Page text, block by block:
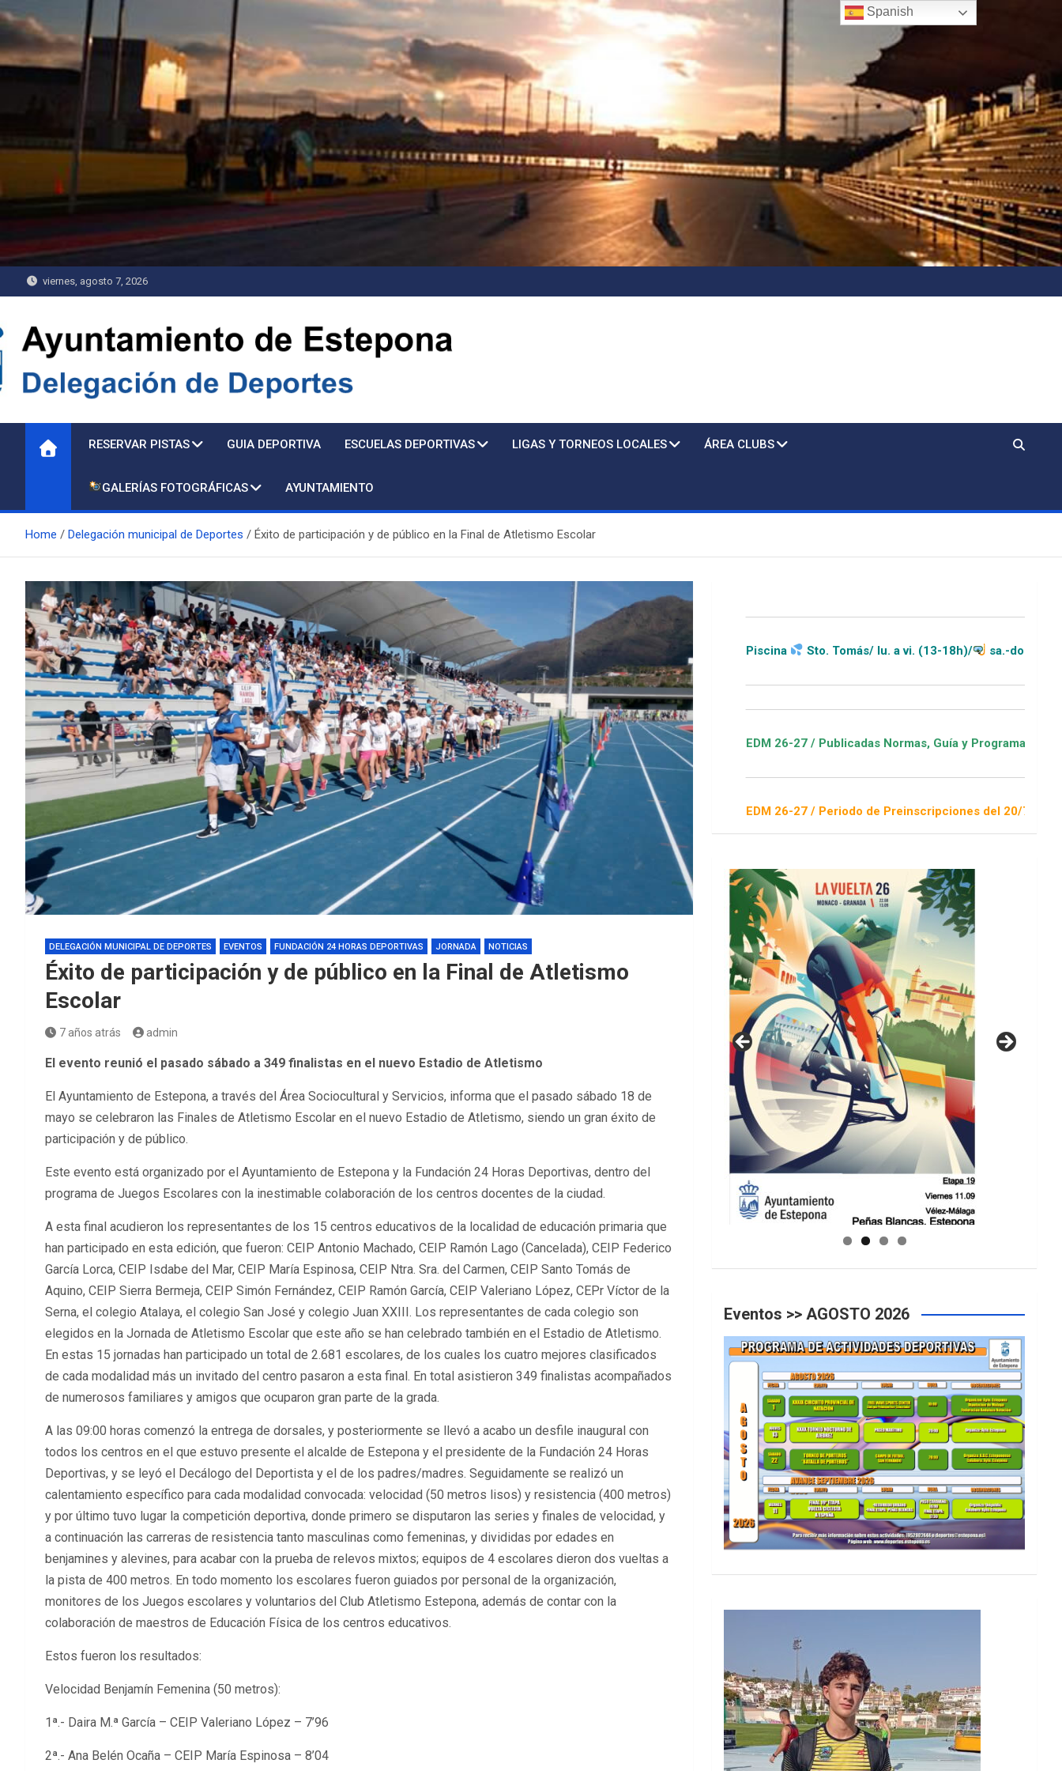
Saltar
al
contenido
viernes, agosto 7, 2026
Delegación de Deportes
RESERVAR PISTAS GUIA DEPORTIVA ESCUELAS DEPORTIVAS LIGAS Y TORNEOS LOCALES ÁREA CLUBS
GALERÍAS FOTOGRÁFICAS AYUNTAMIENTO
Home Delegación municipal de Deportes Éxito de participación y de público en la Final de Atletismo Escolar
DELEGACIÓN MUNICIPAL DE DEPORTES EVENTOS FUNDACIÓN 24 HORAS DEPORTIVAS JORNADA NOTICIAS
Éxito de participación y de público en la Final de Atletismo
Escolar
7 años atrás admin
El evento reunió el pasado sábado a 349 finalistas en el nuevo Estadio de Atletismo
El Ayuntamiento de Estepona, a través del Área Sociocultural y Servicios, informa que el pasado sábado 18 de
mayo se celebraron las Finales de Atletismo Escolar en el nuevo Estadio de Atletismo, siendo un gran éxito de
participación y de público.
Este evento está organizado por el Ayuntamiento de Estepona y la Fundación 24 Horas Deportivas, dentro del
programa de Juegos Escolares con la inestimable colaboración de los centros docentes de la ciudad.
A esta final acudieron los representantes de los 15 centros educativos de la localidad de educación primaria que
han participado en esta edición, que fueron: CEIP Antonio Machado, CEIP Ramón Lago (Cancelada), CEIP Federico
García Lorca, CEIP Isdabe del Mar, CEIP María Espinosa, CEIP Ntra. Sra. del Carmen, CEIP Santo Tomás de
Aquino, CEIP Sierra Bermeja, CEIP Simón Fernández, CEIP Ramón García, CEIP Valeriano López, CEPr Víctor de la
Serna, el colegio Atalaya, el colegio San José y colegio Juan XXIII. Los representantes de cada colegio son
elegidos en la Jornada de Atletismo Escolar que este año se han celebrado también en el Estadio de Atletismo.
En estas 15 jornadas han participado un total de 2.681 escolares, de los cuales los cuatro mejores clasificados
de cada modalidad más un invitado del centro pasaron a esta final. En total asistieron 349 finalistas acompañados
de numerosos familiares y amigos que ocuparon gran parte de la grada.
A las 09:00 horas comenzó la entrega de dorsales, y posteriormente se llevó a acabo un desfile inaugural con
todos los centros en el que estuvo presente el alcalde de Estepona y el presidente de la Fundación 24 Horas
Deportivas, y se leyó el Decálogo del Deportista y el de los padres/madres. Seguidamente se realizó un
calentamiento específico para cada modalidad convocada: velocidad (50 metros lisos) y resistencia (400 metros)
y por último tuvo lugar la competición deportiva, donde primero se disputaron las series y finales de velocidad, y
a continuación las carreras de resistencia tanto masculinas como femeninas, y divididas por edades en
benjamines y alevines, para acabar con la prueba de relevos mixtos; equipos de 4 escolares dieron dos vueltas a
la pista de 400 metros. En todo momento los escolares fueron guiados por personal de la organización,
monitores de los Juegos escolares y voluntarios del Club Atletismo Estepona, además de contar con la
colaboración de maestros de Educación Física de los centros educativos.
Estos fueron los resultados:
Velocidad Benjamín Femenina (50 metros):
1ª.- Daira M.ª García – CEIP Valeriano López – 7’96
2ª.- Ana Belén Ocaña – CEIP María Espinosa – 8’04
Piscina Sto. Tomás/ lu. a vi. (13-18h)/ sa.-do.-festivos (11-20h)
EDM 26-27 / Publicadas Normas, Guía y Programa / ver Escuelas
EDM 26-27 / Periodo de Preinscripciones del 20/7 al 16/8 / Sorteo 1
GUIA DE INSTALACIONES DEPORTIVAS
Eventos >> AGOSTO 2026
Spanish